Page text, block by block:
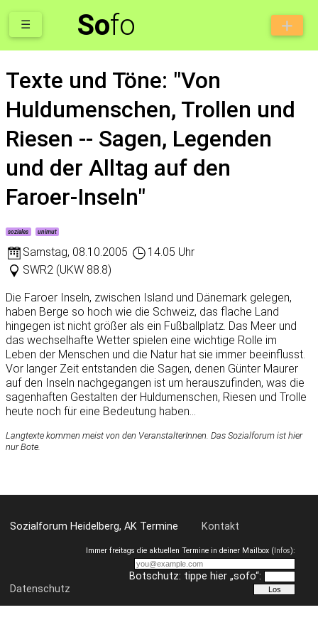
Sofo
☰
Texte und Töne: "Von
Huldumenschen, Trollen und
Riesen -- Sagen, Legenden
und der Alltag auf den
Faroer-Inseln"
soziales unimut
Samstag, 08.10.2005
14.05 Uhr
SWR2 (UKW 88.8)
Die Faroer Inseln, zwischen Island und Dänemark gelegen,
haben Berge so hoch wie die Schweiz, das flache Land
hingegen ist nicht größer als ein Fußballplatz. Das Meer und
das wechselhafte Wetter spielen eine wichtige Rolle im
Leben der Menschen und die Natur hat sie immer beeinflusst.
Vor langer Zeit entstanden die Sagen, denen Günter Maurer
auf den Inseln nachgegangen ist um herauszufinden, was die
sagenhaften Gestalten der Huldumenschen, Riesen und Trolle
heute noch für eine Bedeutung haben...
Langtexte kommen meist von den VeranstalterInnen. Das Sozialforum ist hier
nur Bote.
Sozialforum Heidelberg, AK Termine Kontakt
Datenschutz
Immer freitags die aktuellen Termine in deiner Mailbox (Infos):
Botschutz: tippe hier „sofo“: